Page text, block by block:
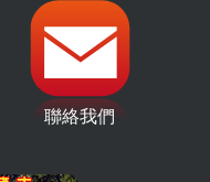
聯絡我們